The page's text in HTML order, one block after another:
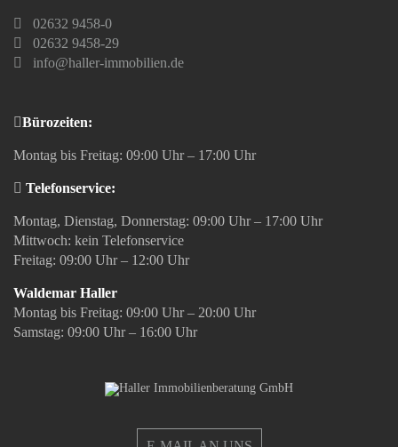
02632 9458-0
02632 9458-29
info@haller-immobilien.de
Bürozeiten:
Montag bis Freitag: 09:00 Uhr – 17:00 Uhr
Telefonservice:
Montag, Dienstag, Donnerstag: 09:00 Uhr – 17:00 Uhr
Mittwoch: kein Telefonservice
Freitag: 09:00 Uhr – 12:00 Uhr
Waldemar Haller
Montag bis Freitag: 09:00 Uhr – 20:00 Uhr
Samstag: 09:00 Uhr – 16:00 Uhr